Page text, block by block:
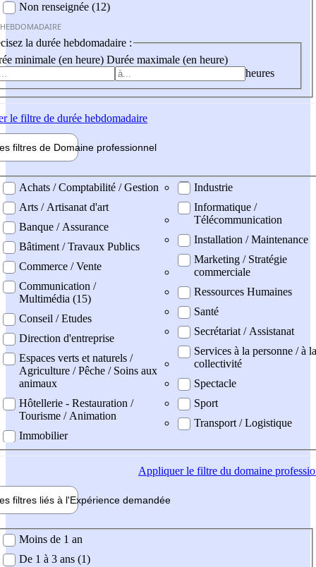
Non renseignée (12)
la durée hebdomadaire :
minimale (en heure) Durée maximale (en heure)
heures
le filtre de durée hebdomadaire
filtres de Domaine professionnel
professionel
Achats / Comptabilité / Gestion
Arts / Artisanat d'art
Banque / Assurance
Bâtiment / Travaux Publics
Commerce / Vente
Communication /
Multimédia (15)
Conseil / Etudes
Direction d'entreprise
Espaces verts et naturels /
Agriculture / Pêche / Soins aux
animaux
Hôtellerie - Restauration /
Tourisme / Animation
Immobilier
Industrie
Informatique /
Télécommunication
Installation / Maintenance
Marketing / Stratégie
commerciale
Ressources Humaines
Santé
Secrétariat / Assistanat
Services à la personne / à la
collectivité
Spectacle
Sport
Transport / Logistique
Appliquerle filtre du domaine
filtres liés à l'Expérience demandée
demandée
Moins de 1 an
De 1 à 3 ans (1)